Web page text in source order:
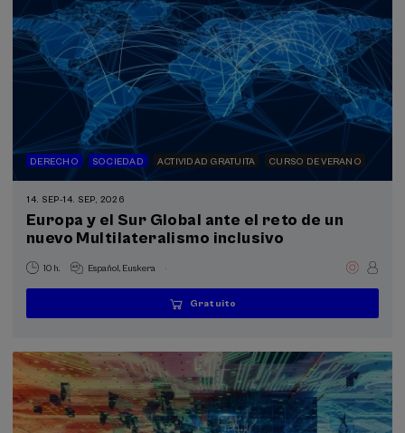
DERECHO SOCIEDAD ACTIVIDAD GRATUITA CURSO DE VERANO
14. SEP-14. SEP, 2026
Europa y el Sur Global ante el reto de un
nuevo Multilateralismo inclusivo
10 h. Español Euskera .
...
Gratuito
Últimas
plazas
Gratuito
Fecha
pasada
Lista
de
Plazo
de